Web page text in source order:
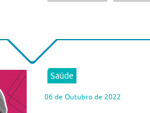
Saúde
06 de Outubro de 2022